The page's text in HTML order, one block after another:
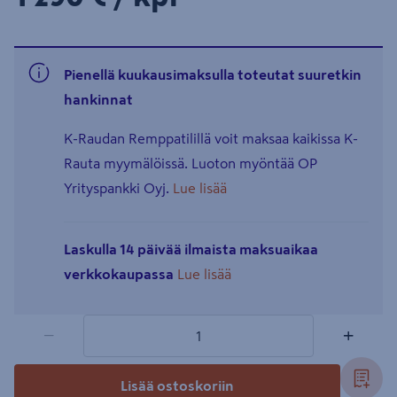
Pienellä kuukausimaksulla toteutat suuretkin
hankinnat
K-Raudan Remppatilillä voit maksaa kaikissa K-
Rauta myymälöissä. Luoton myöntää OP
Yrityspankki Oyj. Lue lisää
Laskulla 14 päivää ilmaista maksuaikaa
verkkokaupassa Lue lisää
− +
Lisää ostoskoriin